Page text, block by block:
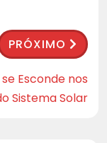
PRÓXIMO
Esconde nos
Sistema Solar